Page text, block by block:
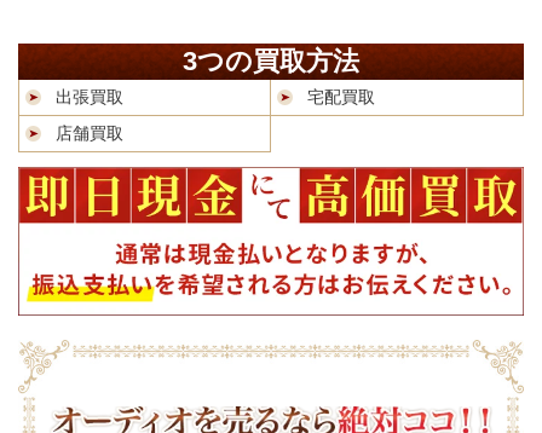
3つの買取方法
出張買取
宅配買取
店舗買取